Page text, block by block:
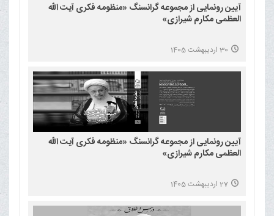
آیین رونمایی از مجموعه گرانسنگ «منظومه فکری آیت الله
العظمی مکارم شیرازی»
30 اردیبهشت 1405
آیین رونمایی از مجموعه گرانسنگ «منظومه فکری آیت الله
العظمی مکارم شیرازی»
27 اردیبهشت 1405